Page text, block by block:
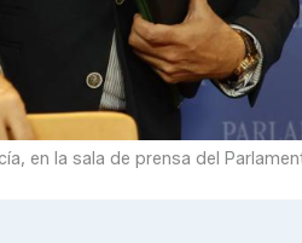
en la sala de prensa del